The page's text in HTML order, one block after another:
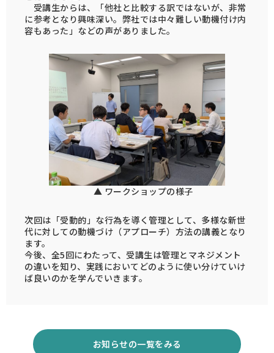
受講生からは、「他社と比較する訳ではないが、非常
に参考となり興味深い。弊社では中々難しい動機付け内
容もあった」などの声がありました。
▲ ワークショップの様子
次回は「受動的」な行為を導く管理として、多様な新世
代に対しての動機づけ（アプローチ）方法の講義となり
ます。
今後、全5回にわたって、受講生は管理とマネジメント
の違いを知り、実践においてどのように使い分けていけ
ば良いのかを学んでいきます。
お知らせの一覧をみる